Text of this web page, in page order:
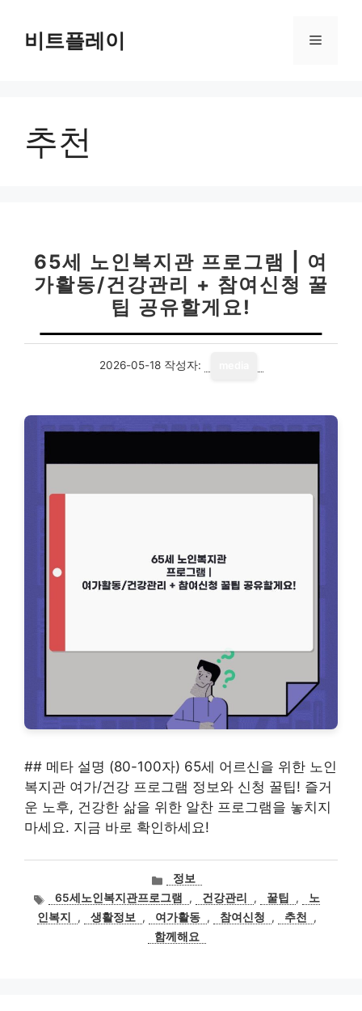
비트플레이 메
추천
65세 노인복지관 프로그램 | 여
가활동/건강관리 + 참여신청 꿀
팁 공유할게요!
2026-05-18 작성자:
## 메타 설명 (80-100자) 65세 어르신을 위한 노인
복지관 여가/건강 프로그램 정보와 신청 꿀팁! 즐거
운 노후, 건강한 삶을 위한 알찬 프로그램을 놓치지
마세요. 지금 바로 확인하세요!
카
테
고
리
정보
태
그
65세노인복지관프로그램 , 건강관리 , 꿀팁 ,
노
인복지
, 생활정보 , 여가활동 , 참여신청 , 추천
,
함께해요